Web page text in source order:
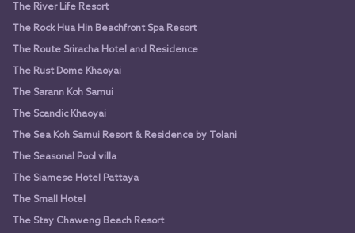
The River Life Resort
The Rock Hua Hin Beachfront Spa Resort
The Route Sriracha Hotel and Residence
The Rust Dome Khaoyai
The Sarann Koh Samui
The Scandic Khaoyai
The Sea Koh Samui Resort & Residence by Tolani
The Seasonal Pool villa
The Siamese Hotel Pattaya
The Small Hotel
The Stay Chaweng Beach Resort